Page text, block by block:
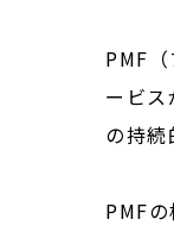
PMF
ービ
の持続
PMF